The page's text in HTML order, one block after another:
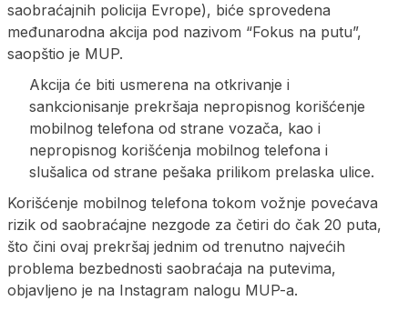
saobraćajnih policija Evrope), biće sprovedena
međunarodna akcija pod nazivom “Fokus na putu”,
saopštio je MUP.
Akcija će biti usmerena na otkrivanje i
sankcionisanje prekršaja nepropisnog korišćenje
mobilnog telefona od strane vozača, kao i
nepropisnog korišćenja mobilnog telefona i
slušalica od strane pešaka prilikom prelaska ulice.
Korišćenje mobilnog telefona tokom vožnje povećava
rizik od saobraćajne nezgode za četiri do čak 20 puta,
što čini ovaj prekršaj jednim od trenutno najvećih
problema bezbednosti saobraćaja na putevima,
objavljeno je na Instagram nalogu MUP-a.